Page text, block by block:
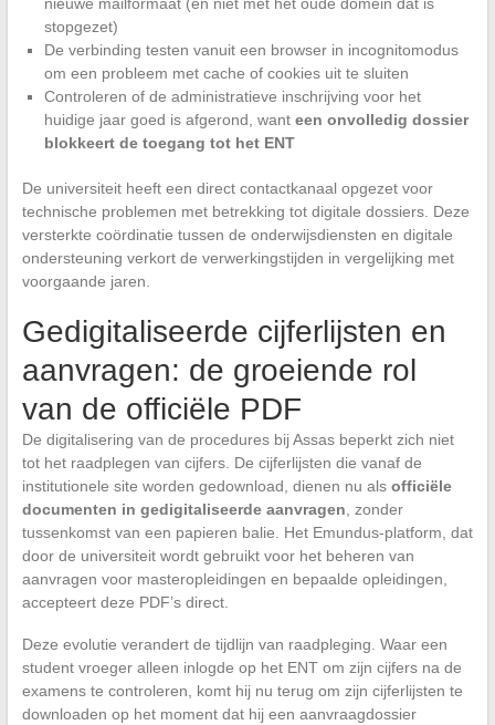
stopgezet)
De verbinding testen vanuit een browser in incognitomodus
om een probleem met cache of cookies uit te sluiten
Controleren of de administratieve inschrijving voor het
huidige jaar goed is afgerond, want een onvolledig dossier
blokkeert de toegang tot het ENT
De universiteit heeft een direct contactkanaal opgezet voor
technische problemen met betrekking tot digitale dossiers. Deze
versterkte coördinatie tussen de onderwijsdiensten en digitale
ondersteuning verkort de verwerkingstijden in vergelijking met
voorgaande jaren.
Gedigitaliseerde cijferlijsten en
aanvragen: de groeiende rol
van de officiële PDF
De digitalisering van de procedures bij Assas beperkt zich niet
tot het raadplegen van cijfers. De cijferlijsten die vanaf de
institutionele site worden gedownload, dienen nu als officiële
documenten in gedigitaliseerde aanvragen , zonder
tussenkomst van een papieren balie. Het Emundus-platform, dat
door de universiteit wordt gebruikt voor het beheren van
aanvragen voor masteropleidingen en bepaalde opleidingen,
accepteert deze PDF’s direct.
Deze evolutie verandert de tijdlijn van raadpleging. Waar een
student vroeger alleen inlogde op het ENT om zijn cijfers na de
examens te controleren, komt hij nu terug om zijn cijferlijsten te
downloaden op het moment dat hij een aanvraagdossier